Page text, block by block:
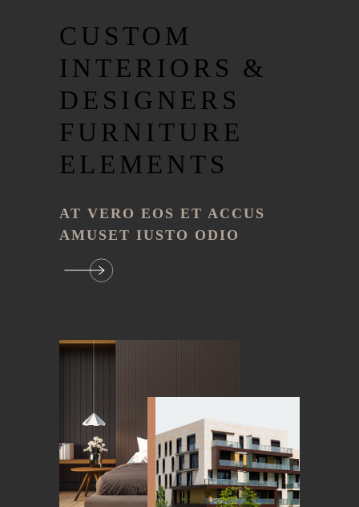
CUSTOM
INTERIORS &
DESIGNERS
FURNITURE
ELEMENTS
AT VERO EOS ET ACCUS
AMUSET IUSTO ODIO